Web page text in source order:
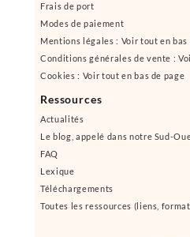
Frais de port
Modes de paiement
Mentions légales : Voir tout en bas
Conditions générales de vente :
Cookies : Voir tout en bas de page
Ressources
Actualités
Le blog, appelé dans notre Sud-
FAQ
Lexique
Téléchargements
Toutes les ressources (liens,